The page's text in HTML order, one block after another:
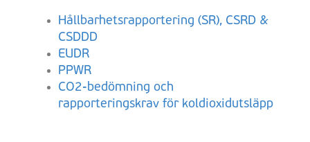
Hållbarhetsrapportering (SR), CSRD &
CSDDD
EUDR
PPWR
CO2-bedömning och
rapporteringskrav för koldioxidutsläpp